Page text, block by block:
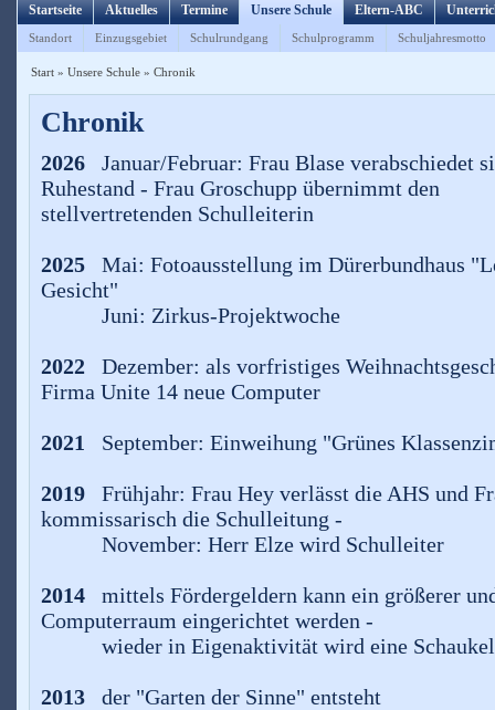
Startseite Aktuelles Termine Unsere Schule Eltern-ABC
Standort Einzugsgebiet Schulrundgang Schulprogramm Schuljahresmotto
Start» Unsere Schule» Chronik
Chronik
2026 Januar/Februar: Frau Blase verabschiedet
Ruhestand - Frau Groschupp übernimmt
stellvertretenden Schulleiterin
2025 Mai: Fotoausstellung im Dürerbundhaus
Gesicht"
Juni: Zirkus-Projektwoche
2022 Dezember: als vorfristiges
Firma Unite 14 neue Computer
2021 September: Einweihung "Grünes
2019 Frühjahr: Frau Hey verlässt die AHS und
kommissarisch die Schulleitung -
November: Herr Elze wird Schulleiter
2014 mittels Fördergeldern kann ein größerer
Computerraum eingerichtet werden -
wieder in Eigenaktivität wird eine Schaukel
2013 der "Garten der Sinne" entsteht